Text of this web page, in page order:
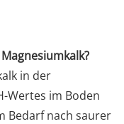
in der
Wertes im Boden
Bedarf nach saurer